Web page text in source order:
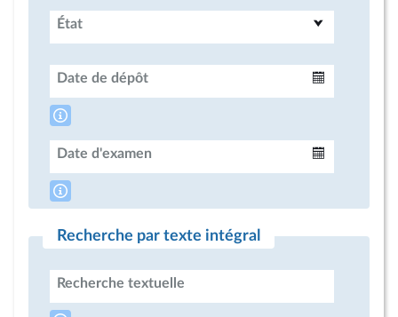
État
Date de dépôt
Date d'examen
Recherche par texte intégral
Recherche textuelle